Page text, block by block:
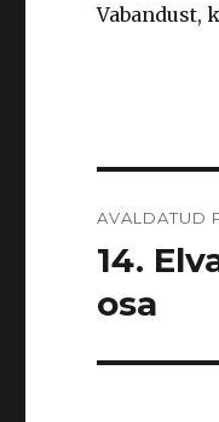
Vabandust,
AVALDATUD
14.
osa